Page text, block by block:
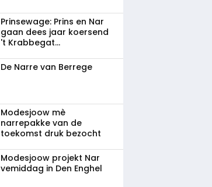
Prinsewage: Prins en Nar
gaan dees jaar koersend
't Krabbegat...
De Narre van Berrege
Modesjoow mè
narrepakke van de
toekomst druk bezocht
Modesjoow projekt Nar
vemiddag in Den Enghel